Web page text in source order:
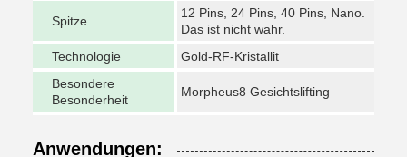
Spitze
12 Pins, 24 Pins, 40 Pins, Nano.
Das ist nicht wahr.
Technologie
Gold-RF-Kristallit
Besondere
Besonderheit
Morpheus8 Gesichtslifting
Anwendungen: